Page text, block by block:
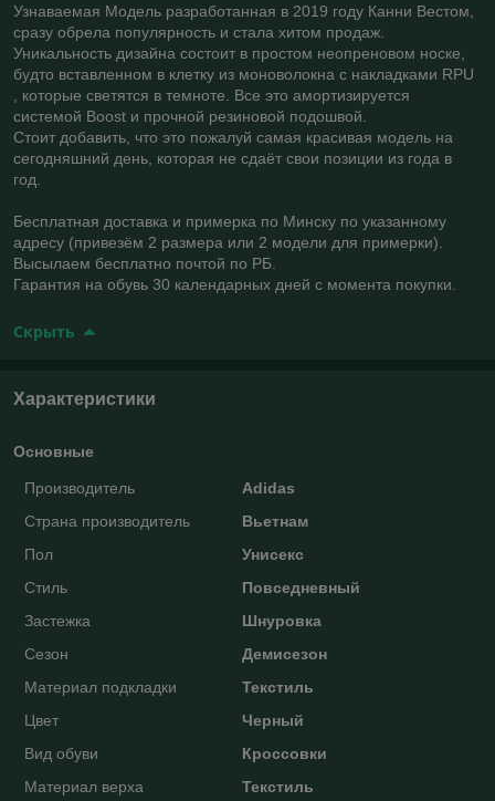
Узнаваемая Модель разработанная в 2019 году Канни Вестом,
сразу обрела популярность и стала хитом продаж.
Уникальность дизайна состоит в простом неопреновом носке,
будто вставленном в клетку из моноволокна с накладками RPU
, которые светятся в темноте. Все это амортизируется
системой Boost и прочной резиновой подошвой.
Стоит добавить, что это пожалуй самая красивая модель на
сегодняшний день, которая не сдаёт свои позиции из года в
год.
Бесплатная доставка и примерка по Минску по указанному
адресу (привезём 2 размера или 2 модели для примерки).
Высылаем бесплатно почтой по РБ.
Гарантия на обувь 30 календарных дней с момента покупки.
Скрыть
Характеристики
Основные
Производитель
Adidas
Страна производитель
Вьетнам
Пол
Унисекс
Стиль
Повседневный
Застежка
Шнуровка
Сезон
Демисезон
Материал подкладки
Текстиль
Цвет
Черный
Вид обуви
Кроссовки
Материал верха
Текстиль